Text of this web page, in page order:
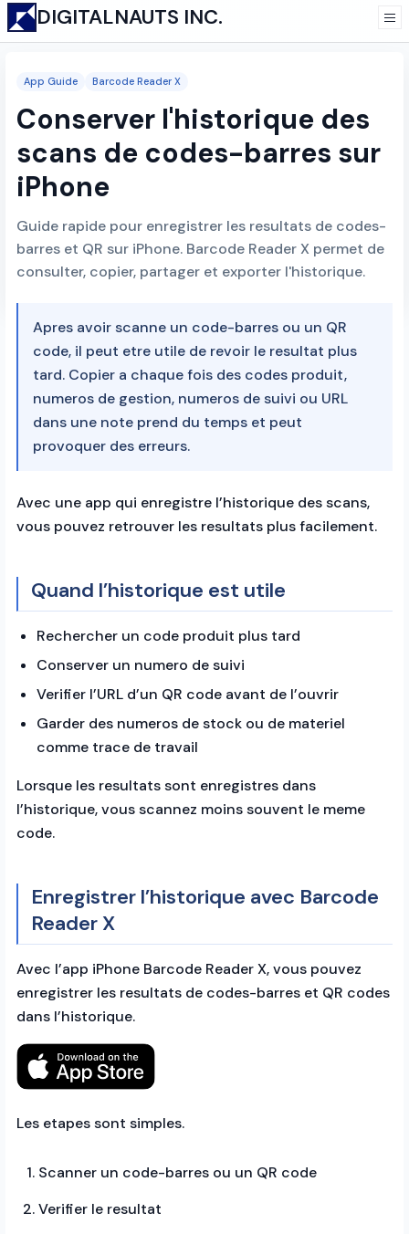
DIGITALNAUTS INC.
App Guide Barcode Reader X
Conserver l'historique des
scans de codes-barres sur
iPhone
Guide rapide pour enregistrer les resultats de codes-
barres et QR sur iPhone. Barcode Reader X permet de
consulter, copier, partager et exporter l'historique.
Apres avoir scanne un code-barres ou un QR
code, il peut etre utile de revoir le resultat plus
tard. Copier a chaque fois des codes produit,
numeros de gestion, numeros de suivi ou URL
dans une note prend du temps et peut
provoquer des erreurs.
Avec une app qui enregistre l’historique des scans,
vous pouvez retrouver les resultats plus facilement.
Quand l’historique est utile
Rechercher un code produit plus tard
Conserver un numero de suivi
Verifier l’URL d’un QR code avant de l’ouvrir
Garder des numeros de stock ou de materiel
comme trace de travail
Lorsque les resultats sont enregistres dans
l’historique, vous scannez moins souvent le meme
code.
Enregistrer l’historique avec Barcode
Reader X
Avec l’app iPhone Barcode Reader X, vous pouvez
enregistrer les resultats de codes-barres et QR codes
dans l’historique.
Les etapes sont simples.
Scanner un code-barres ou un QR code
Verifier le resultat